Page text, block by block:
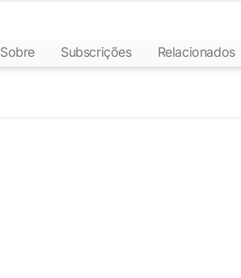
Sobre Subscrições Relacionados